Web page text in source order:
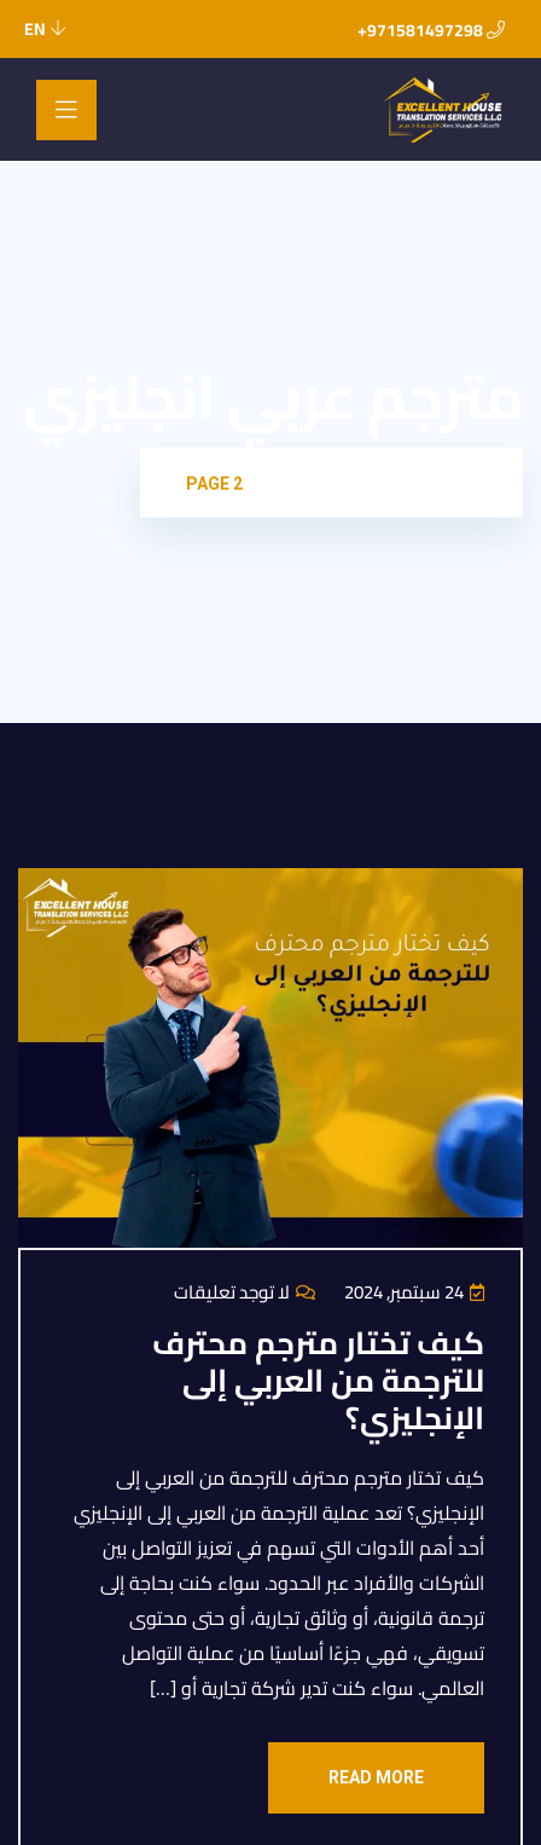
971581497298+
EN
PAGE 2
لا توجد تعليقات
كيف تختار مترجم محترف
للترجمة من العربي إلى
الإنجليزي؟
كيف تختار مترجم محترف للترجمة من العربي إلى
الإنجليزي؟ تعد عملية الترجمة من العربي إلى الإنجليزي
أحد أهم الأدوات التي تسهم في تعزيز التواصل بين
الشركات والأفراد عبر الحدود. سواء كنت بحاجة إلى
ترجمة قانونية، أو وثائق تجارية، أو حتى محتوى
تسويقي، فهي جزءًا أساسيًا من عملية التواصل
العالمي. سواء كنت تدير شركة تجارية أو […]
READ MORE